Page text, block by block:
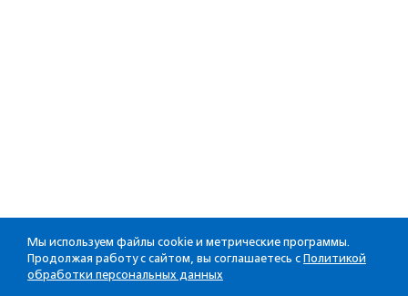
Мы используем файлы cookie и метрические программы.
Продолжая работу с сайтом, вы соглашаетесь с Политикой
обработки персональных данных